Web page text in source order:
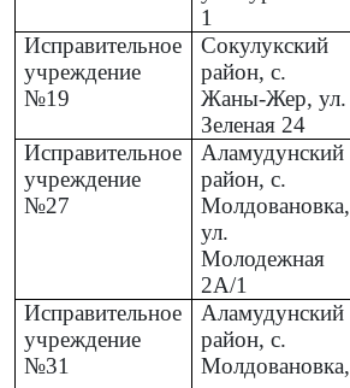
1
Исправительное
учреждение
№19
Сокулукский
район, с.
Жаны-Жер, ул.
Зеленая 24
Исправительное
учреждение
№27
Аламудунский
район, с.
Молдовановка,
ул.
Молодежная
2А/1
Исправительное
учреждение
№31
Аламудунский
район, с.
Молдовановка,